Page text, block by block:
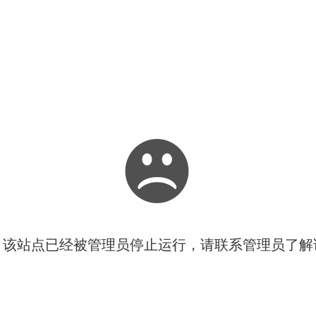
站点已经被管理员停止运行，请联系管理员了